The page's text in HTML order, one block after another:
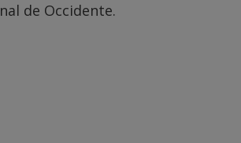
de Occidente.